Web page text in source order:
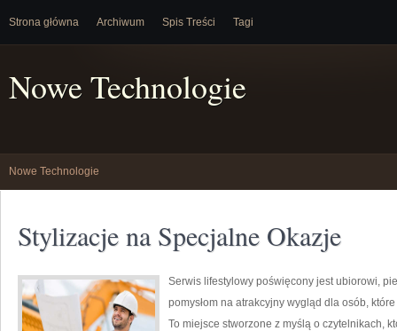
Strona główna Archiwum Spis Treści Tagi
Nowe Technologie
Nowe Technologie
Stylizacje na Specjalne Okazje
Serwis lifestylowy poświęcony jest ubiorowi,
pomysłom na atrakcyjny wygląd dla osób,
To miejsce stworzone z myślą o czytelnikach,